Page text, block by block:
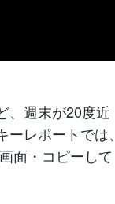
週末が20度近
レポートでは、
面・コピーして